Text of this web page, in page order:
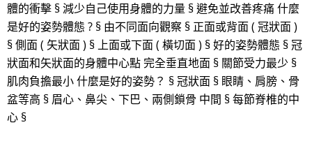
體的衝擊 § 減少自己使用身體的力量 § 避免並改善疼痛 什麼
是好的姿勢體態 ? § 由不同面向觀察 § 正面或背面 ( 冠狀面 )
§ 側面 ( 矢狀面 ) § 上面或下面 ( 橫切面 ) § 好的姿勢體態 § 冠
狀面和矢狀面的身體中心點 完全垂直地面 § 關節受力最少 §
肌肉負擔最小 什麼是好的姿勢？ § 冠狀面 § 眼睛、肩膀、骨
盆等高 § 眉心、鼻尖、下巴、兩側鎖骨 中間 § 每節脊椎的中
心 §